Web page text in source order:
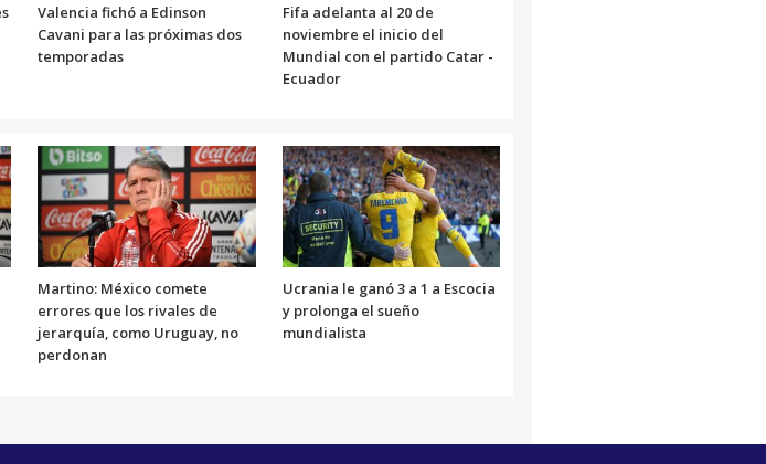
Valencia fichó a Edinson
Cavani para las próximas dos
temporadas
Fifa adelanta al 20 de
noviembre el inicio del
Mundial con el partido Catar -
Ecuador
Martino: México comete
errores que los rivales de
jerarquía, como Uruguay, no
perdonan
Ucrania le ganó 3 a 1 a Escocia
y prolonga el sueño
mundialista